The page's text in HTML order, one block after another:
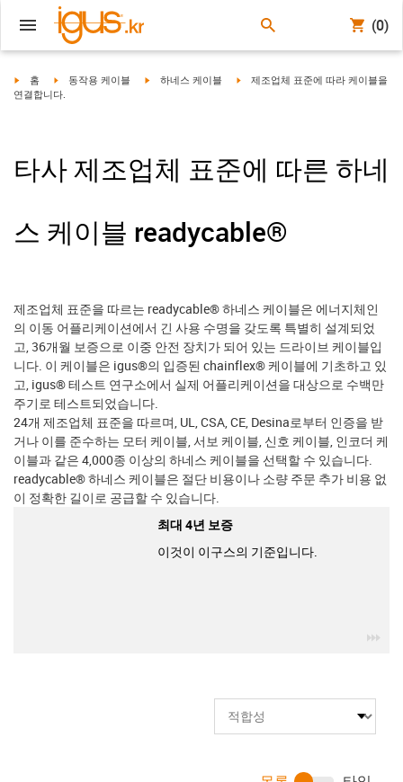
(0)
igus-icon-arrow-right
홈 igus-icon-arrow-right
동작용 케이블 igus-icon-arrow-right
하네스 케이블 igus-icon-arrow-right
제조업체 표준에 따라 케이블을
연결합니다.
타사 제조업체 표준에 따른 하네
스 케이블 readycable®
제조업체 표준을 따르는 readycable® 하네스 케이블은 에너지체인
의 이동 어플리케이션에서 긴 사용 수명을 갖도록 특별히 설계되었
고, 36개월 보증으로 이중 안전 장치가 되어 있는 드라이브 케이블입
니다. 이 케이블은 igus®의 입증된 chainflex® 케이블에 기초하고 있
고, igus® 테스트 연구소에서 실제 어플리케이션을 대상으로 수백만
주기로 테스트되었습니다.
24개 제조업체 표준을 따르며, UL, CSA, CE, Desina로부터 인증을 받
거나 이를 준수하는 모터 케이블, 서보 케이블, 신호 케이블, 인코더 케
이블과 같은 4,000종 이상의 하네스 케이블을 선택할 수 있습니다.
readycable® 하네스 케이블은 절단 비용이나 소량 주문 추가 비용 없
이 정확한 길이로 공급할 수 있습니다.
최대 4년 보증
이것이 이구스의 기준입니다.